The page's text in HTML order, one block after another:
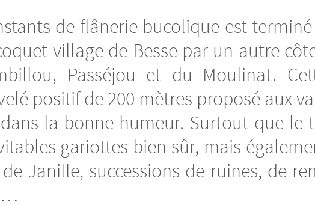
de flânerie bucolique est
village de Besse par un autre
Passéjou et du Moulinat.
positif de 200 mètres proposé aux
la bonne humeur. Surtout que le
gariottes bien sûr, mais
Janille, successions de ruines, de